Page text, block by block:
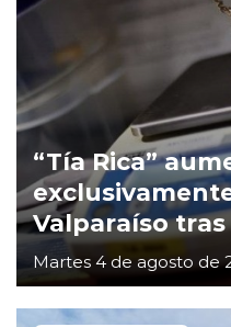
“Tía Rica”
Valparaíso
Martes 4 de agosto de